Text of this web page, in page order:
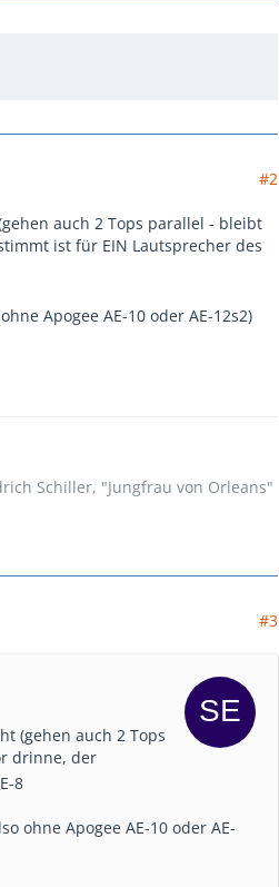
#2
auch 2 Tops parallel - bleibt
ist für EIN Lautsprecher des
Apogee AE-10 oder AE-12s2)
Schiller, "Jungfrau von Orleans"
#3
(gehen auch 2 Tops
drinne, der
8
ohne Apogee AE-10 oder AE-